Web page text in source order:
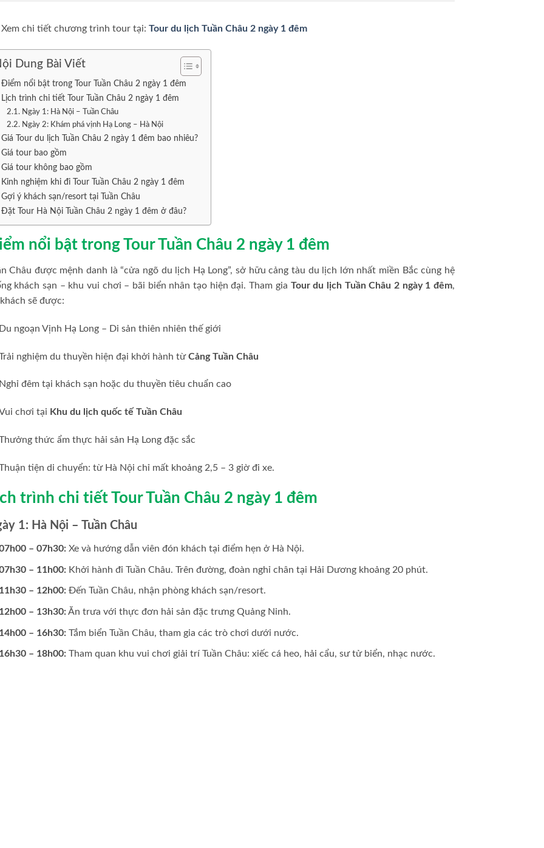
chi tiết chương trình tour tại: Tour du lịch Tuần Châu 2 ngày 1 đêm
Dung Bài Viết
Điểm nổi bật trong Tour Tuần Châu 2 ngày 1 đêm
Lịch trình chi tiết Tour Tuần Châu 2 ngày 1 đêm
Ngày 1: Hà Nội – Tuần Châu
Ngày 2: Khám phá vịnh Hạ Long – Hà Nội
Giá Tour du lịch Tuần Châu 2 ngày 1 đêm bao nhiêu?
Giá tour bao gồm
Giá tour không bao gồm
Kinh nghiệm khi đi Tour Tuần Châu 2 ngày 1 đêm
Gợi ý khách sạn/resort tại Tuần Châu
Đặt Tour Hà Nội Tuần Châu 2 ngày 1 đêm ở đâu?
nổi bật trong Tour Tuần Châu 2 ngày 1 đêm
Châu được mệnh danh là “cửa ngõ du lịch Hạ Long”, sở hữu cảng tàu du lịch lớn nhất miền Bắc cùng hệ
khách sạn – khu vui chơi – bãi biển nhân tạo hiện đại. Tham gia Tour du lịch Tuần Châu 2 ngày 1 đêm,
sẽ được:
Du ngoạn Vịnh Hạ Long – Di sản thiên nhiên thế giới
nghiệm du thuyền hiện đại khởi hành từCảng Tuần Châu
Nghỉ đêm tại khách sạn hoặc du thuyền tiêu chuẩn cao
chơi tại Khu du lịch quốc tế Tuần Châu
thức ẩm thực hải sản Hạ Long đặc sắc
tiện di chuyển: từ Hà Nội chỉ mất khoảng 2,5 – 3 giờ đi xe.
trình chi tiết Tour Tuần Châu 2 ngày 1 đêm
1: Hà Nội – Tuần Châu
– 07h30: Xe và hướng dẫn viên đón khách tại điểm hẹn ở Hà Nội.
– 11h00: Khởi hành đi Tuần Châu. Trên đường, đoàn nghỉ chân tại Hải Dương khoảng 20 phút.
11h30 – 12h00: Đến Tuần Châu, nhận phòng khách sạn/resort.
12h00 – 13h30:Ăn trưa với thực đơn hải sản đặc trưng Quảng Ninh.
14h00 – 16h30: Tắm biển Tuần Châu, tham gia các trò chơi dưới nước.
16h30 – 18h00: Tham quan khu vui chơi giải trí Tuần Châu: xiếc cá heo, hải cẩu, sư tử biển, nhạc nước.